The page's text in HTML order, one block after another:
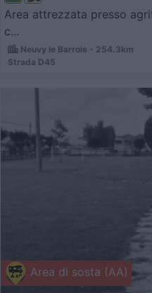
Area attrezzata presso
c...
Neuvy le Barrois - 254.3km
Strada D45
Area di sosta (AA)